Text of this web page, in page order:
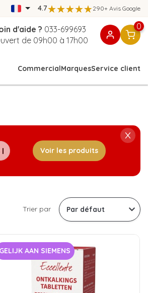
4.7 290+ Avis Google
d'aide ? 033-699693
de 09h00 à 17h00
0
CommercialMarquesService client
Voir les produits
Trier par
GELIJK AAN SIEMENS